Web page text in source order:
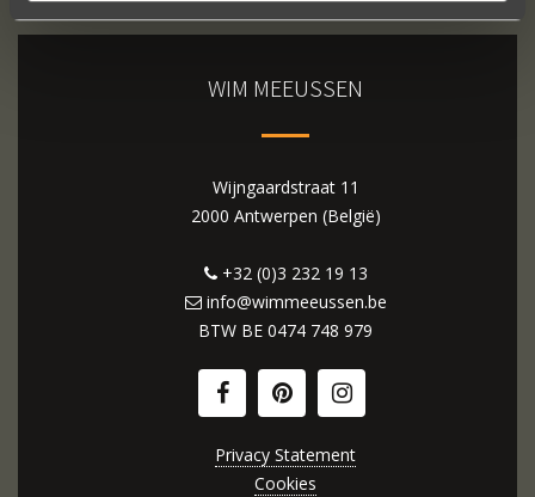
WIM MEEUSSEN
Wijngaardstraat 11
2000 Antwerpen (België)
+32 (0)3 232 19 13
info@wimmeeussen.be
BTW BE 0474 748 979
Privacy Statement
Cookies